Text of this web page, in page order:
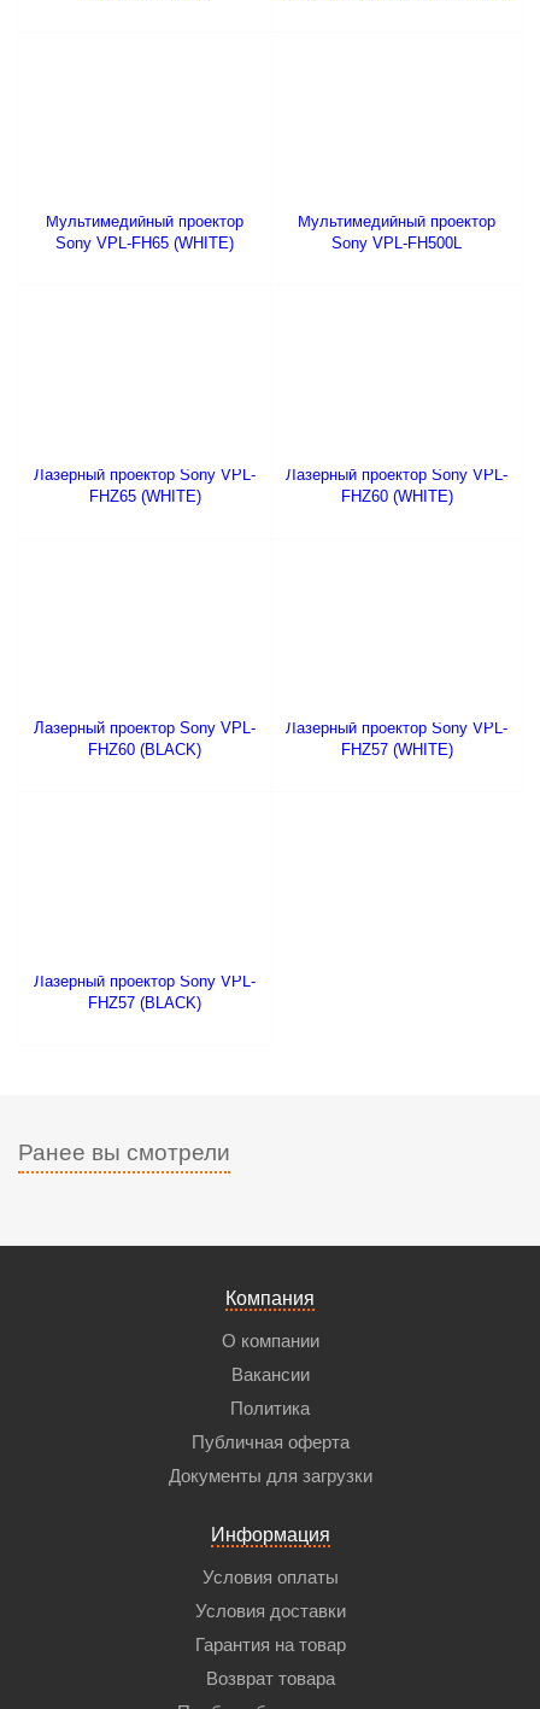
Мультимедийный проектор
Sony VPL-FH65 (WHITE)
Мультимедийный проектор
Sony VPL-FH500L
Лазерный проектор Sony VPL-
FHZ65 (WHITE)
Лазерный проектор Sony VPL-
FHZ60 (WHITE)
Лазерный проектор Sony VPL-
FHZ60 (BLACK)
Лазерный проектор Sony VPL-
FHZ57 (WHITE)
Лазерный проектор Sony VPL-
FHZ57 (BLACK)
Ранее вы смотрели
Компания
О компании
Вакансии
Политика
Публичная оферта
Документы для загрузки
Информация
Условия оплаты
Условия доставки
Гарантия на товар
Возврат товара